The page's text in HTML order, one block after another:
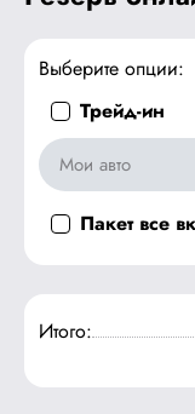
Выберите опции:
Трейд-ин
Мои авто
Пакет все
Итого: